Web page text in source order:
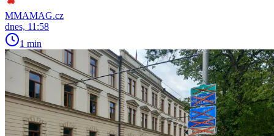
MMAMAG.cz
dnes, 11:58
1 min